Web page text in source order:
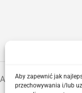
Aby zapewnić jak
przechowywania i/lub
ASGBOX.PL © 2026